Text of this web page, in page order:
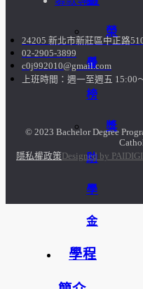
榮
譽
榜
獎
助
學
金
學程
24205 新北市新莊區中正路
02-2905-3899
c0j992010@gmail.com
上班時間：週一至週五 15:00
© 2023 Bachelor Degree
隱私權政策 Designed by PAIDIGI